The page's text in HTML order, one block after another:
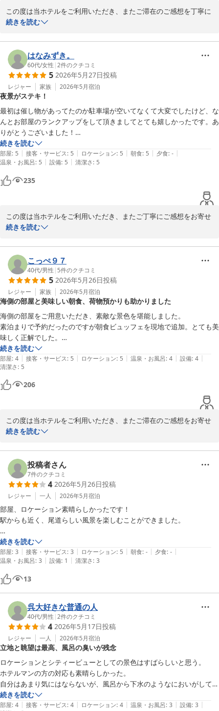
これからも皆様に心地よくお過ごしいただける空間と、心を込めた
またお近くへお越しの際は、ぜひ当ホテルをご利用くださいませ。
スタッフ一同、再びお迎えできます日を心よりお待ち申し上げてお
ります。
グリーンヒルホテル尾道
2026-06-15
望、楽しんできました。最後にホテルなのにお茶菓子が幾つも、土地の
名物の物があって楽しませていただきました。
この度は当ホテルをご利用いただき、またご滞在のご感想を丁寧に
お寄せいただきまして誠にありがとうございます。
尾道駅やバス停からの利便性をはじめ、お部屋でのご滞在、館内で
のお食事、さらには尾道観光までご満喫いただけたご様子を大変嬉
しく拝読いたしました。
お部屋では、広さや長椅子の使い心地、ゆったりとお寛ぎいただけ
るバスルームがお役に立てたとのこと、何よりでございます。旅の
疲れを癒すひとときをお過ごしいただけましたことを嬉しく存じま
す。
また、ご夕食にお選びいただきました港食堂のお料理につきまして
も、お褒めのお言葉を賜りありがとうございます。エビフライや穴
子重をお楽しみいただけたとのこと、大変光栄でございます。
ご朝食では、瀬戸内ならではの食材と港の景色をお楽しみいただき
ながら、一日の始まりをお過ごしいただけたようで何よりでござい
さらに、お荷物をお預けいただいた後には千光寺公園からの眺望も
けたご様子に、私どもも嬉しい気持ちでいっぱいでございます。
お部屋にご用意しておりますお茶菓子につきましても、地域ならで
はの味覚を感じていただきたいとの思いで選定しておりますため、
お楽しみいただけたとのお言葉は大変励みになります。
これからも、お客様に尾道の魅力とともに心地よいご滞在をご提供
できますよう、サービスの向上に努めてまいります。
またお越しいただける日を、スタッフ一同心よりお待ち申し上げて
おります。
グリーンヒルホテル尾道
2026-06-07
続きを読む
はなみずき。
60代/女性 |2件のクチコミ
5 2026年5月27日投稿
レジャー 家族 2026年5月宿泊
夜景がステキ！
最初は催し物があってたのか駐車場が空いてなくて大変でしたけど、な
んとお部屋のランクアップをして頂きましてとても嬉しかったです。あ
りがとうございました！
海側の美しい景色に癒されました。
次は公共交通機関を利用して
またゆっくりと尾道の町を楽しみたいと思います。
続きを読む
部屋: 5 | 接客・サービス: 5 | ロケーション: 5 | 朝食: 5 | 夕食: - |
温泉・お風呂: 5 | 設備: 5 | 清潔さ: 5
235
この度は当ホテルをご利用いただき、またご丁寧にご感想をお寄せ
くださいまして誠にありがとうございます。
ご到着時には駐車場の混雑によりご不便をおかけいたしましたにも
かかわらず、温かいお言葉を頂戴し、心より御礼申し上げます。
また、お部屋のアップグレードをお喜びいただけたとのこと、大変
嬉しく拝読いたしました。海側のお部屋からご覧いただく景色や夜
景が、お客様のご滞在をより特別なものにできましたことは、私ど
もにとりましても大きな喜びでございます。
尾道ならではの穏やかな海の風景や、時間とともに表情を変える美
しい景観は、多くのお客様にご好評をいただいております。ご滞在
中、心癒されるひとときをお過ごしいただけたご様子がうかがえ、
何よりでございます。
次回は公共交通機関をご利用いただき、ぜひ尾道の風情ある街並み
またお目にかかれます日を、スタッフ一同心よりお待ち申し上げて
おります。
グリーンヒルホテル尾道
2026-05-31
続きを読む
こっぺ９７
40代/男性 | 5件のクチコミ
5 2026年5月26日投稿
レジャー 家族 2026年5月宿泊
海側の部屋と美味しい朝食、荷物預かりも助かりました
海側の部屋をご用意いただき、素敵な景色を堪能しました。
素泊まりで予約だったのですが朝食ビュッフェを現地で追加。とても美
味しく正解でした。
チェックアウト後の荷物預かりもご対応いただき助かりました。
続きを読む
部屋: 4 | 接客・サービス: 5 | ロケーション: 5 | 温泉・お風呂: 4 | 設備: 4 |
清潔さ: 5
206
この度は当ホテルをご利用いただき、またご滞在のご感想をお寄せ
くださいまして誠にありがとうございます。
海側のお部屋からの景色をお楽しみいただき、心地よいひとときを
お過ごしいただけましたことを大変嬉しく存じます。瀬戸内の穏や
かな海と移ろう景色は、当ホテルならではの魅力のひとつでござい
ます。
また、現地で追加いただいた朝食ビュッフェにつきましてもご満足
いただけたとのこと、光栄に存じます。「とても美味しく正解でし
となります。
さらに、チェックアウト後のお荷物のお預かりがお役に立てました
ことを嬉しく思います。ご出発後も身軽に尾道でのお時間をお楽し
みいただけましたなら幸いでございます。
これからもお客様に快適で心に残るご滞在をご提供できますよう、
サービスの向上に努めてまいります。
また尾道へお越しの際には、ぜひ当ホテルをご利用くださいませ。
スタッフ一同、再びお迎えできます日を心よりお待ち申し上げてお
ります。
グリーンヒルホテル尾道
2026-05-31
続きを読む
投稿者さん
7件のクチコミ
4 2026年5月26日投稿
レジャー 一人 2026年5月宿泊
部屋、ロケーション素晴らしかったです！
駅からも近く、尾道らしい風景を楽しむことができました。
5月に行きましたが、部屋が冷房つけないと暑いため冷房をつけていま
した。
チェックアウトの日にクーラーの効きが悪くフロントに相談したところ
扇風機を用意してくださいました。
ですが、暑すぎたため最後まで快適には過ごすことができませんでし
た。
また、次回行くなら利用したいと思うので、その点は改善していただき
たいです。
続きを読む
部屋: 3 | 接客・サービス: 3 | ロケーション: 5 | 朝食: - | 夕食: - |
温泉・お風呂: 3 | 設備: 1 | 清潔さ: 3
13
呉大好きな普通の人
40代/男性 |2件のクチコミ
4 2026年5月17日投稿
レジャー 一人 2026年5月宿泊
立地と眺望は最高、風呂の臭いが残念
ロケーションとシティービューとしての景色はすばらしいと思う。
ホテルマンの方の対応も素晴らしかった。
自分はあまり気にはならないが、風呂から下水のようなにおいがしてい
た。
黒カビぽいにおいもあった。
続きを読む
部屋: 4 | 接客・サービス: 4 | ロケーション: 4 | 温泉・お風呂: 3 | 設備: 3 |